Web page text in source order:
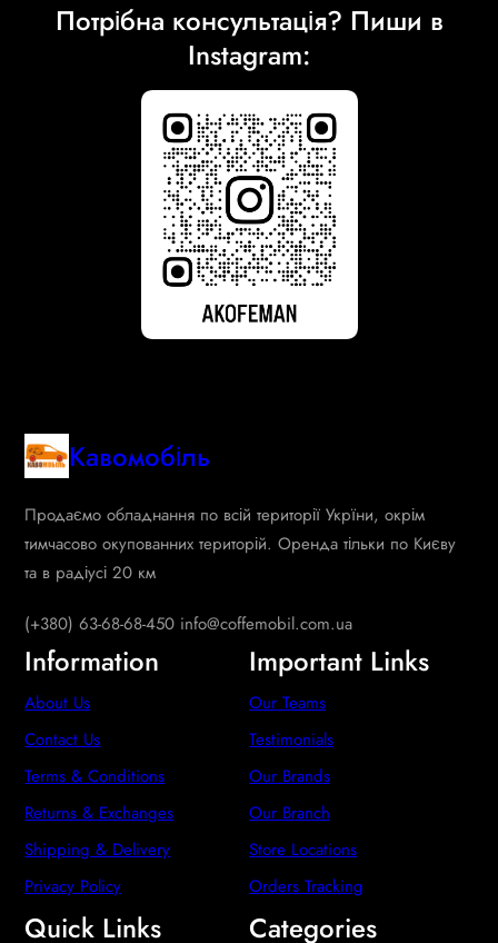
Потрібна консультація? Пиши в
Instagram:
Кавомобіль
Продаємо обладнання по всій території Укрїни, окрім
тимчасово окупованних територій. Оренда тільки по Києву
та в радіусі 20 км
(+380) 63-68-68-450 info@coffemobil.com.ua
Information
About Us
Contact Us
Terms & Conditions
Returns & Exchanges
Shipping & Delivery
Privacy Policy
Important Links
Our Teams
Testimonials
Our Brands
Our Branch
Store Locations
Orders Tracking
Quick Links Categories